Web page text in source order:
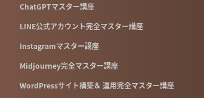
ChatGPTマスター講座
LINE公式アカウント完全マスター講座
Instagramマスター講座
Midjourney完全マスター講座
WordPressサイト構築＆ 運用完全マスター講座